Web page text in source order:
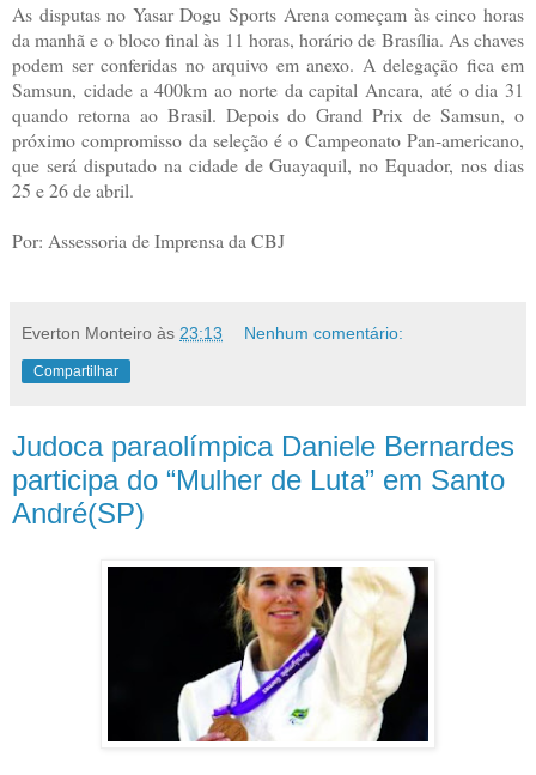
As disputas no Yasar Dogu Sports Arena começam às cinco horas
da manhã e o bloco final às 11 horas, horário de Brasília. As chaves
podem ser conferidas no arquivo em anexo. A delegação fica em
Samsun, cidade a 400km ao norte da capital Ancara, até o dia 31
quando retorna ao Brasil. Depois do Grand Prix de Samsun, o
próximo compromisso da seleção é o Campeonato Pan-americano,
que será disputado na cidade de Guayaquil, no Equador, nos dias
25 e 26 de abril.
Por: Assessoria de Imprensa da CBJ
Everton Monteiro às 23:13 Nenhum comentário:
Compartilhar
Judoca paraolímpica Daniele Bernardes
participa do “Mulher de Luta” em Santo
André(SP)